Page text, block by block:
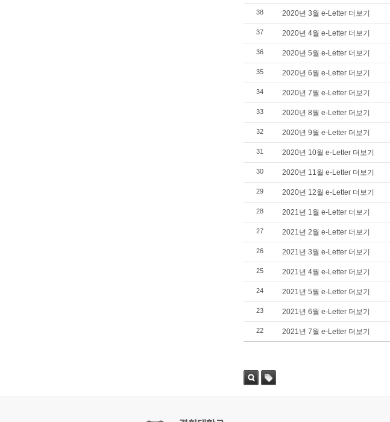
38 2020년 3월 e-Letter 더보기
37 2020년 4월 e-Letter 더보기
36 2020년 5월 e-Letter 더보기
35 2020년 6월 e-Letter 더보기
34 2020년 7월 e-Letter 더보기
33 2020년 8월 e-Letter 더보기
32 2020년 9월 e-Letter 더보기
31 2020년 10월 e-Letter 더보기
30 2020년 11월 e-Letter 더보기
29 2020년 12월 e-Letter 더보기
28 2021년 1월 e-Letter 더보기
27 2021년 2월 e-Letter 더보기
26 2021년 3월 e-Letter 더보기
25 2021년 4월 e-Letter 더보기
24 2021년 5월 e-Letter 더보기
23 2021년 6월 e-Letter 더보기
22 2021년 7월 e-Letter 더보기